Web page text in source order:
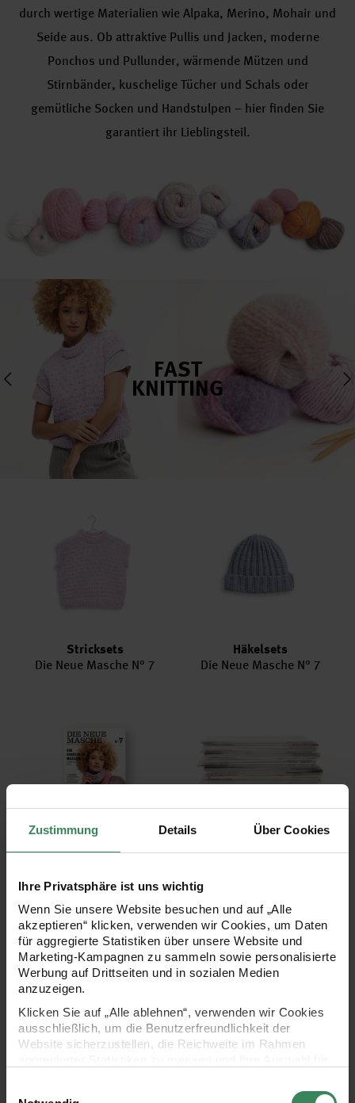
Zustimmung Details Über Cookies
Ihre Privatsphäre ist uns wichtig
Wenn Sie unsere Website besuchen und auf „Alle
akzeptieren“ klicken, verwenden wir Cookies, um Daten
für aggregierte Statistiken über unsere Website und
Marketing-Kampagnen zu sammeln sowie personalisierte
Werbung auf Drittseiten und in sozialen Medien
anzuzeigen.
Klicken Sie auf „Alle ablehnen“, verwenden wir Cookies
ausschließlich, um die Benutzerfreundlichkeit der
Website sicherzustellen, die Reichweite im Rahmen
Ihre Einwilligung ist freiwillig und kann jederzeit über den
durch wertige Materialien wie Alpaka, Merino, Mohair und
Seide aus. Ob attraktive Pullis und Jacken, moderne
Ponchos und Pullunder, wärmende Mützen und
Stirnbänder, kuschelige Tücher und Schals oder
gemütliche Socken und Handstulpen – hier finden Sie
garantiert ihr Lieblingsteil.
FAST
KNITTING
Stricksets
Die Neue Masche N° 7
Häkelsets
Die Neue Masche N° 7
Aktuelle Ausgabe
Anleitungshefte
Garne
Nadeln